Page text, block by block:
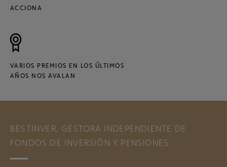
ACCIONA
VARIOS PREMIOS EN LOS ÚLTIMOS
AÑOS NOS AVALAN
BESTINVER, GESTORA INDEPENDIENTE DE
FONDOS DE INVERSIÓN Y PENSIONES